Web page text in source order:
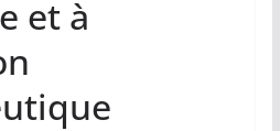
et à